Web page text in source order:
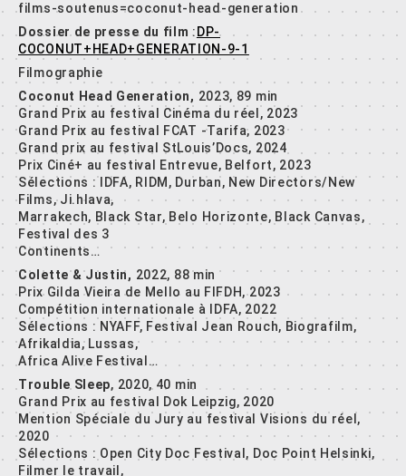
films-soutenus=coconut-head-generation
Dossier de presse du film : DP-
COCONUT+HEAD+GENERATION-9-1
Filmographie
Coconut Head Generation, 2023, 89 min
Grand Prix au festival Cinéma du réel, 2023
Grand Prix au festival FCAT -Tarifa, 2023
Grand prix au festival StLouis’Docs, 2024
Prix Ciné+ au festival Entrevue, Belfort, 2023
Sélections : IDFA, RIDM, Durban, New Directors/New
Films, Ji.hlava,
Marrakech, Black Star, Belo Horizonte, Black Canvas,
Festival des 3
Continents…
Colette & Justin, 2022, 88 min
Prix Gilda Vieira de Mello au FIFDH, 2023
Compétition internationale à IDFA, 2022
Sélections : NYAFF, Festival Jean Rouch, Biografilm,
Afrikaldia, Lussas,
Africa Alive Festival…
Trouble Sleep, 2020, 40 min
Grand Prix au festival Dok Leipzig, 2020
Mention Spéciale du Jury au festival Visions du réel,
2020
Sélections : Open City Doc Festival, Doc Point Helsinki,
Filmer le travail,